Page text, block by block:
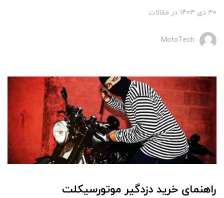
30 دی 1403 در مقالات
MotoTech
راهنمای خرید دزدگیر موتورسیکلت